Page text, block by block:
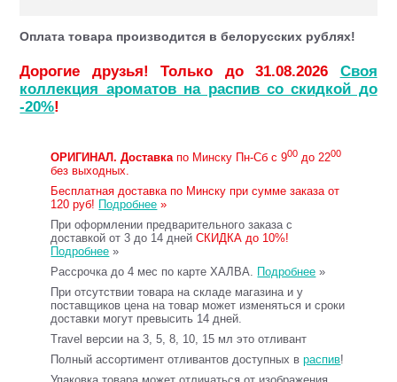
Оплата товара производится в белорусских рублях!
Дорогие друзья! Только до 31.08.2026 Своя
коллекция ароматов на распив со скидкой до
-20%!
ОРИГИНАЛ. Доставкапо Минску Пн-Сб с 900 до 2200
без выходных.
Бесплатная доставка по Минску при сумме заказа от
120 руб! Подробнее »
При оформлении предварительного заказа с
доставкой от 3 до 14 днейСКИДКА до 10%!
Подробнее »
Рассрочка до 4 мес по карте ХАЛВА. Подробнее »
При отсутствии товара на складе магазина и у
поставщиков цена на товар может изменяться и сроки
доставки могут превысить 14 дней.
Travel версии на 3, 5, 8, 10, 15 мл это отливант
Полный ассортимент отливантов доступных враспив!